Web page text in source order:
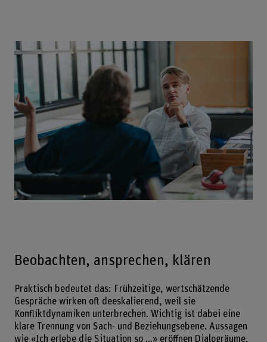
Beobachten, ansprechen, klären
Praktisch bedeutet das: Frühzeitige, wertschätzende
Gespräche wirken oft deeskalierend, weil sie
Konfliktdynamiken unterbrechen. Wichtig ist dabei eine
klare Trennung von Sach- und Beziehungsebene. Aussagen
wie «Ich erlebe die Situation so …» eröffnen Dialogräume,